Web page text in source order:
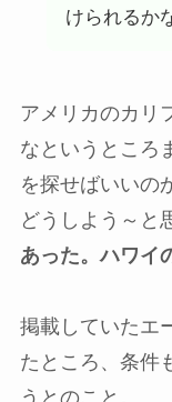
けられるか
アメリカのカリ
なというところ
を探せばいいの
どうしよう～と
あった。ハワイ
掲載していたエ
たところ、条件